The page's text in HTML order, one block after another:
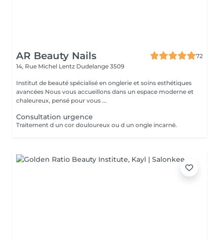
AR Beauty Nails
72
14, Rue Michel Lentz Dudelange 3509
Institut de beauté spécialisé en onglerie et soins esthétiques
avancées Nous vous accueillons dans un espace moderne et
chaleureux, pensé pour vous ...
Consultation urgence
Traitement d un cor douloureux ou d un ongle incarné.